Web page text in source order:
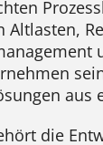
Altlasten,
aus
die